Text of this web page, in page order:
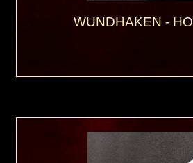
WUNDHAKEN -